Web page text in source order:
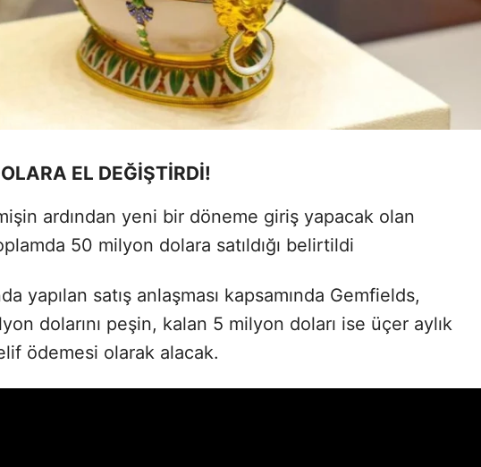
EL DEĞİŞTİRDİ!
ardından yeni bir döneme giriş yapacak olan
50 milyon dolara satıldığı belirtildi
yapılan satış anlaşması kapsamında Gemfields,
dolarını peşin, kalan 5 milyon doları ise üçer aylık
ödemesi olarak alacak.